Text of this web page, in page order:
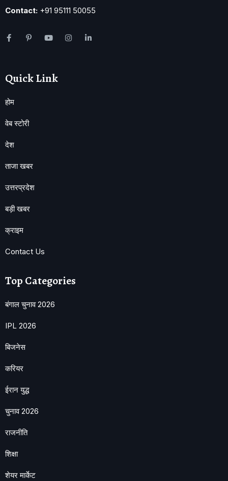
Contact: +91 95111 50055
Quick Link
होम
वेब स्टोरी
देश
ताजा खबर
उत्तरप्रदेश
बड़ी खबर
क्राइम
Contact Us
Top Categories
बंगाल चुनाव 2026
IPL 2026
बिजनेस
करियर
ईरान युद्ध
चुनाव 2026
राजनीति
शिक्षा
शेयर मार्केट